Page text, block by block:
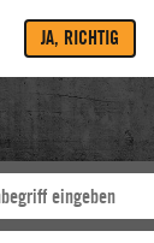
JA, RICHTIG